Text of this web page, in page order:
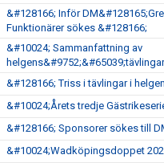
&#128166; Inför
Funktionärer sökes &#128166;
&#10024; Sammanfattning av
&#128166; Triss i tävlingar i
&#10024;Årets tredje
&#128166; Sponsorer sökes till
&#10024;Wadköpingsdoppet